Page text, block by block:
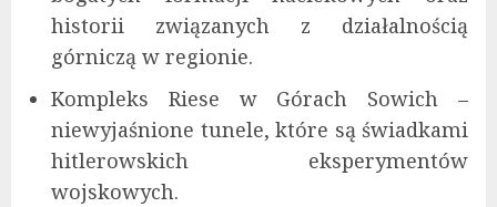
historii związanych z działalnością
górniczą w regionie.
Kompleks Riese w Górach Sowich –
niewyjaśnione tunele, które są świadkami
hitlerowskich eksperymentów
wojskowych.